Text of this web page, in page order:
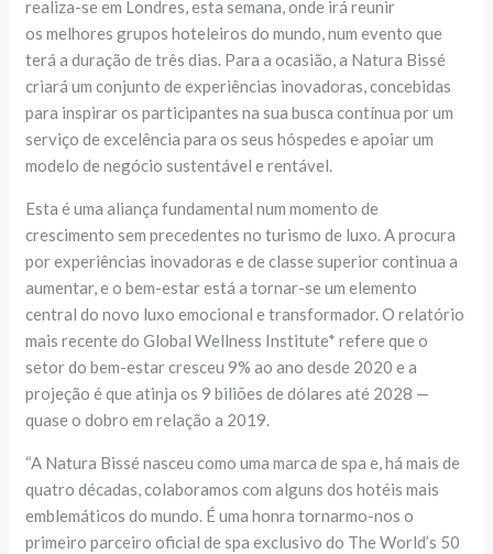
realiza-se em Londres, esta semana, onde irá reunir
os melhores grupos hoteleiros do mundo, num evento que
terá a duração de três dias. Para a ocasião, a Natura Bissé
criará um conjunto de experiências inovadoras, concebidas
para inspirar os participantes na sua busca contínua por um
serviço de excelência para os seus hóspedes e apoiar um
modelo de negócio sustentável e rentável.
Esta é uma aliança fundamental num momento de
crescimento sem precedentes no turismo de luxo. A procura
por experiências inovadoras e de classe superior continua a
aumentar, e o bem-estar está a tornar-se um elemento
central do novo luxo emocional e transformador. O relatório
mais recente do Global Wellness Institute* refere que o
setor do bem-estar cresceu 9% ao ano desde 2020 e a
projeção é que atinja os 9 biliões de dólares até 2028 —
quase o dobro em relação a 2019.
“A Natura Bissé nasceu como uma marca de spa e, há mais de
quatro décadas, colaboramos com alguns dos hotéis mais
emblemáticos do mundo. É uma honra tornarmo-nos o
primeiro parceiro oficial de spa exclusivo do The World’s 50